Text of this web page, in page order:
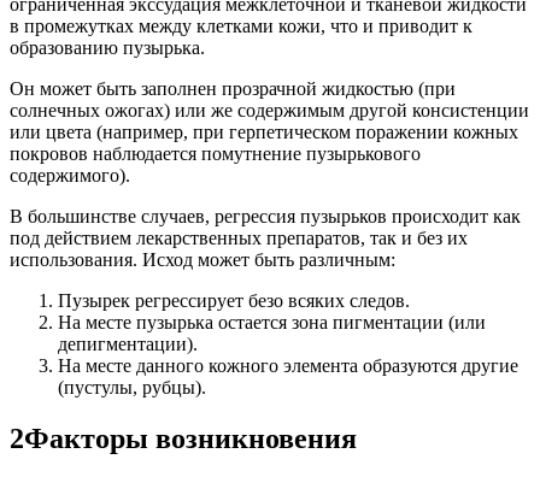
в промежутках между клетками кожи, что и приводит к
образованию пузырька.
Он может быть заполнен прозрачной жидкостью (при
солнечных ожогах) или же содержимым другой консистенции
или цвета (например, при герпетическом поражении кожных
покровов наблюдается помутнение пузырькового
содержимого).
В большинстве случаев, регрессия пузырьков происходит как
под действием лекарственных препаратов, так и без их
использования. Исход может быть различным:
Пузырек регрессирует безо всяких следов.
На месте пузырька остается зона пигментации (или
депигментации).
На месте данного кожного элемента образуются другие
(пустулы, рубцы).
2Факторы возникновения